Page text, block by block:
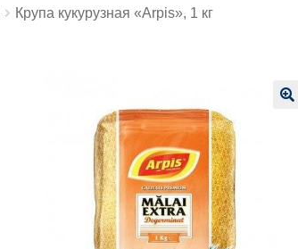
Крупа кукурузная «Arpis», 1 кг